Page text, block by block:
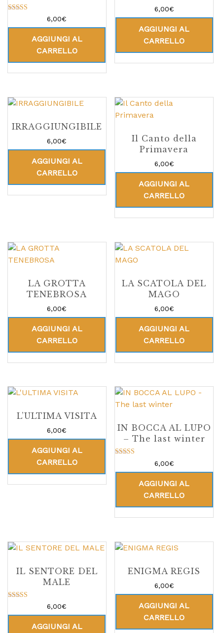
su 5
6,00€
AGGIUNGI AL
CARRELLO
6,00€
AGGIUNGI AL
CARRELLO
IRRAGGIUNGIBILE
6,00€
AGGIUNGI AL
CARRELLO
Il Canto della
Primavera
6,00€
AGGIUNGI AL
CARRELLO
LA GROTTA
TENEBROSA
6,00€
AGGIUNGI AL
CARRELLO
LA SCATOLA DEL
MAGO
6,00€
AGGIUNGI AL
CARRELLO
L’ULTIMA VISITA
6,00€
AGGIUNGI AL
CARRELLO
IN BOCCA AL LUPO
– The last winter
su 5
6,00€
AGGIUNGI AL
CARRELLO
IL SENTORE DEL
MALE
su 5
6,00€
AGGIUNGI AL
ENIGMA REGIS
6,00€
AGGIUNGI AL
CARRELLO